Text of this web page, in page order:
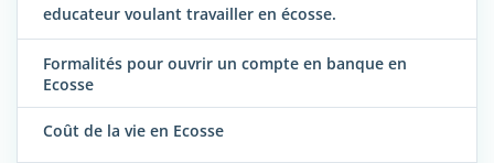
educateur voulant travailler en écosse.
Formalités pour ouvrir un compte en banque en
Ecosse
Coût de la vie en Ecosse